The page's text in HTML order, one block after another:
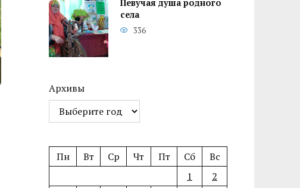
Певучая душа родного
села
336
Архивы
Пн Вт Ср Чт Пт Сб
Вс
1
2